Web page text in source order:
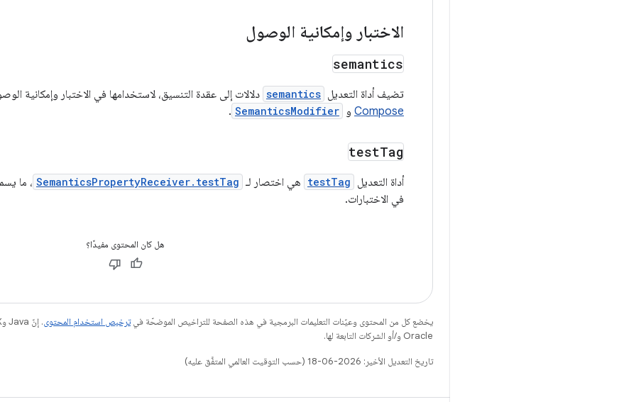
الاختبار وإمكانية الوصول
semantics
تضيف أداة التعديل semantics دلالات إلى عقدة التنسيق، لاستخدامها في الاختبار وإمكانية
Compose و SemanticsModifier
.
testTag
أداة التعديل testTag هي اختصار لـ SemanticsPropertyReceiver.testTag ، ما
في الاختبارات.
هل كان المحتوى مفيدًا؟
يخضع كل من المحتوى وعيّنات التعليمات البرمجية في هذه الصفحة للتراخيص الموضحّة فيترخيص استخدام المحتوى
Oracle و/أو الشركات التابعة لها.
تاريخ التعديل الأخير: 2026-06-18 (حسب التوقيت العالمي المتفَّق عليه)